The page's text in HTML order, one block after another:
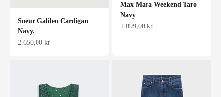
Soeur Galileo Cardigan
Navy.
Salgspris
2.650,00 kr
Max Mara Weekend Taro
Navy
Salgspris
1.099,00 kr